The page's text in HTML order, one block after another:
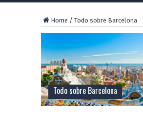
Home / Todo sobre Barcelona
Todo sobre Barcelona